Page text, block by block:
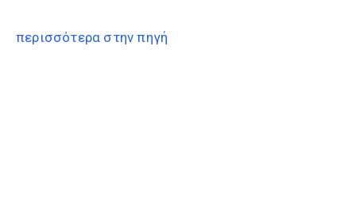
περισσότερα στην πηγή